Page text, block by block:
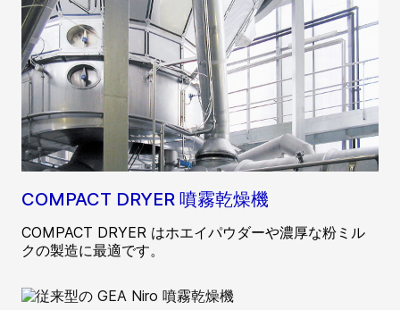
COMPACT DRYER 噴霧乾燥機
COMPACT DRYER はホエイパウダーや濃厚な粉ミル
クの製造に最適です。